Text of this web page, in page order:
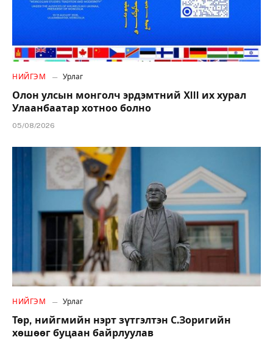
НИЙГЭМ Урлаг
Олон улсын монголч эрдэмтний XIII их хурал
Улаанбаатар хотноо болно
05/08/2026
НИЙГЭМ Урлаг
Төр, нийгмийн нэрт зүтгэлтэн С.Зоригийн
хөшөөг буцаан байрлуулав